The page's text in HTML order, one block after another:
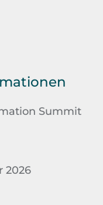
Summit
2026